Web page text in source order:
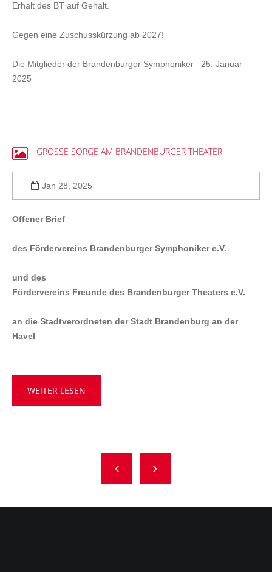
Erhalt des BT auf Gehalt.
Gegen eine Zuschusskürzung ab 2027!
Die Mitglieder der Brandenburger Symphoniker 25. Januar
2025
GROSSE SORGE AM BRANDENBURGER THEATER
Jan 28, 2025
Offener Brief
des Fördervereins Brandenburger Symphoniker e.V.
und des
Fördervereins Freunde des Brandenburger Theaters e.V.
an die Stadtverordneten der Stadt Brandenburg an der
Havel
WEITER LESEN